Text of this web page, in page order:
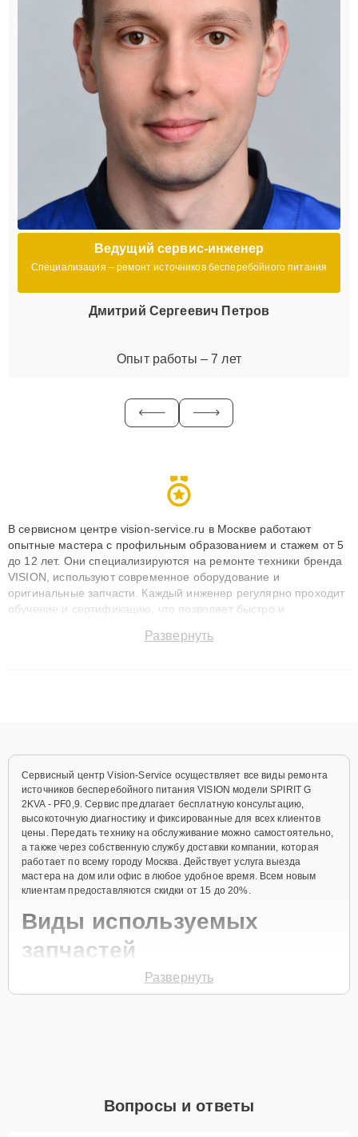
Ведущий сервис-инженер
Специализация – ремонт источников бесперебойного питания
Дмитрий Сергеевич Петров
Опыт работы – 7 лет
В сервисном центре vision-service.ru в Москве работают
опытные мастера с профильным образованием и стажем от 5
до 12 лет. Они специализируются на ремонте техники бренда
VISION, используют современное оборудование и
оригинальные запчасти. Каждый инженер регулярно проходит
обучение и сертификацию, что позволяет быстро и
сохранением гарантии до 3 лет. Наши мастера решают
Развернуть
Сервисный центр Vision-Service осуществляет все виды ремонта
источников бесперебойного питания VISION модели SPIRIT G
2KVA - PF0,9. Сервис предлагает бесплатную консультацию,
высокоточную диагностику и фиксированные для всех клиентов
цены. Передать технику на обслуживание можно самостоятельно,
а также через собственную службу доставки компании, которая
работает по всему городу Москва. Действует услуга выезда
мастера на дом или офис в любое удобное время. Всем новым
клиентам предоставляются скидки от 15 до 20%.
Виды используемых
запчастей
Для ремонта источника бесперебойного питания модели SPIRIT G
активное использование устройства дольше
Развернуть
Вопросы и ответы